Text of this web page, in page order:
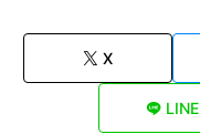
X
LINE